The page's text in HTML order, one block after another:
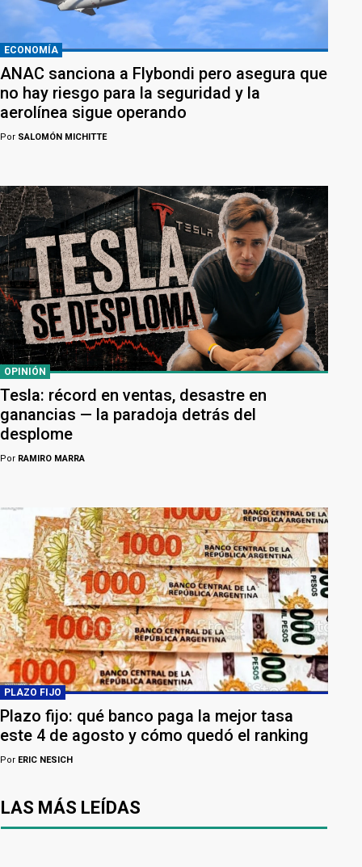
ECONOMÍA
ANAC sanciona a Flybondi pero asegura que
no hay riesgo para la seguridad y la
aerolínea sigue operando
Por SALOMÓN MICHITTE
OPINIÓN
Tesla: récord en ventas, desastre en
ganancias — la paradoja detrás del
desplome
Por RAMIRO MARRA
PLAZO FIJO
Plazo fijo: qué banco paga la mejor tasa
este 4 de agosto y cómo quedó el ranking
Por ERIC NESICH
LAS MÁS LEÍDAS